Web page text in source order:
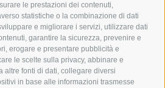
le prestazioni dei contenuti,
statistiche o la combinazione di dati
e migliorare i servizi, utilizzare dati
garantire la sicurezza, prevenire e
erogare e presentare pubblicità e
le scelte sulla privacy, abbinare e
altre fonti di dati, collegare diversi
in base alle informazioni trasmesse